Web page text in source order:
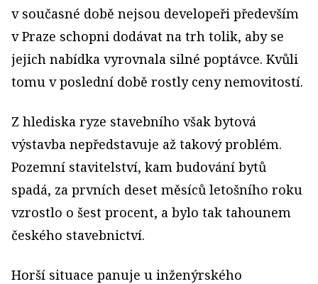
v současné době nejsou developeři především
v Praze schopni dodávat na trh tolik, aby se
jejich nabídka vyrovnala silné poptávce. Kvůli
tomu v poslední době rostly ceny nemovitostí.
Z hlediska ryze stavebního však bytová
výstavba nepředstavuje až takový problém.
Pozemní stavitelství, kam budování bytů
spadá, za prvních deset měsíců letošního roku
vzrostlo o šest procent, a bylo tak tahounem
českého stavebnictví.
Horší situace panuje u inženýrského